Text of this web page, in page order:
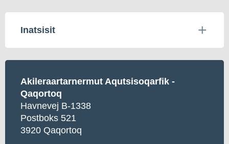
Inatsisit
Akileraartarnermut Aqutsisoqarfik -
Qaqortoq
Havnevej B-1338
Postboks 521
3920 Qaqortoq